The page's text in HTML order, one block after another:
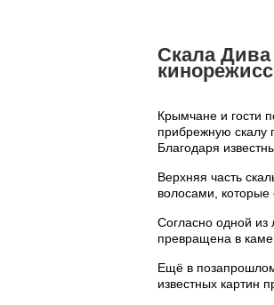
Скала
Крымчане и гости
прибрежную скалу
Благодаря
Верхняя часть
волосами,
Согласно одной из
превращена в
Ещё в
известных картин